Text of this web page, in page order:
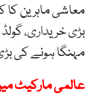
بڑی خریداری،
مہنگا ہونے کی
عالمی مارکیٹ